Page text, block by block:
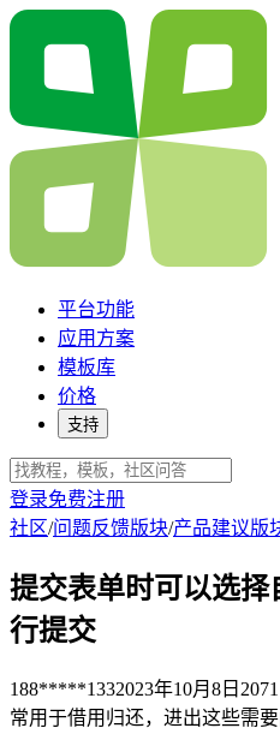
平台功能
应用方案
模板库
价格
支持
登录免费注册
社区/问题反馈版块/产品建议版
提交表单时可以选
行提交
188*****1332023年10月8日 2071
常用于借用归还，进出这些需